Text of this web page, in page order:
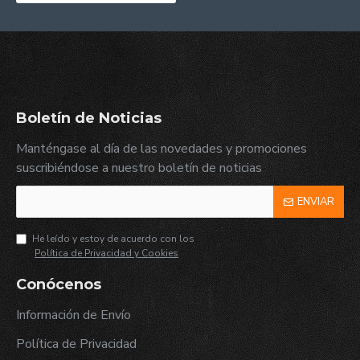
Boletín de Noticias
Manténgase al día de las novedades y promociones
suscribiéndose a nuestro boletín de noticias
ENVIAR
He leído y estoy de acuerdo con los
Política de Privacidad y Cookies
Conócenos
Información de Envío
Política de Privacidad